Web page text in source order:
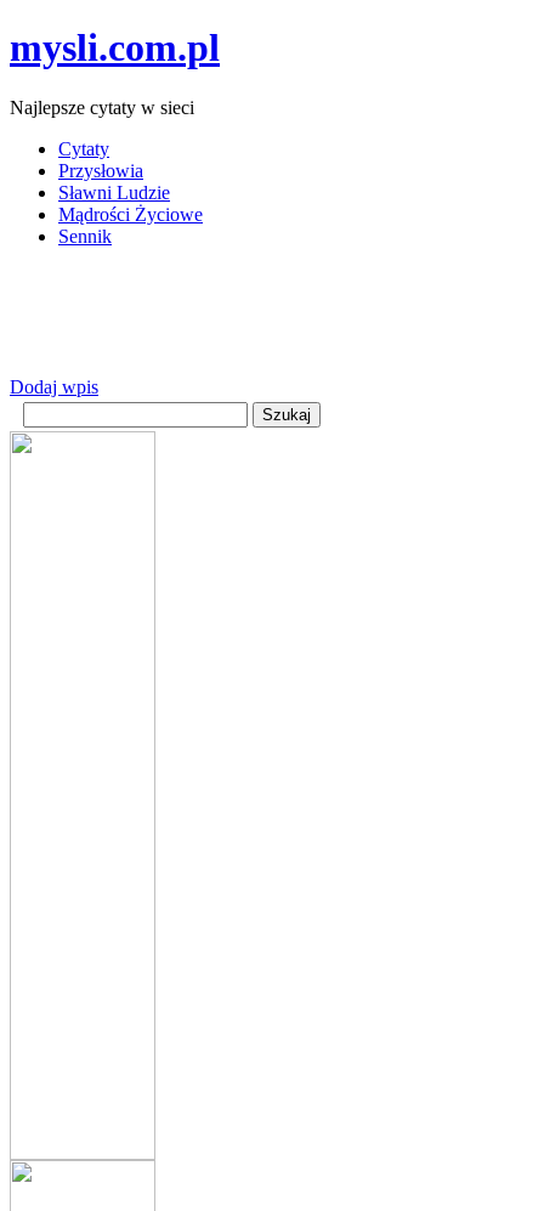
mysli.com.pl
Najlepsze cytaty w sieci
Cytaty
Przysłowia
Sławni Ludzie
Mądrości Życiowe
Sennik
Dodaj wpis